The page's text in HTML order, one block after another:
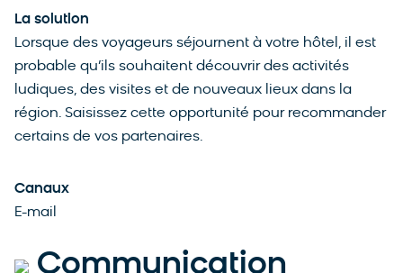
La solution
Lorsque des voyageurs séjournent à votre hôtel, il est
probable qu’ils souhaitent découvrir des activités
ludiques, des visites et de nouveaux lieux dans la
région. Saisissez cette opportunité pour recommander
certains de vos partenaires.
Canaux
E-mail
Communication